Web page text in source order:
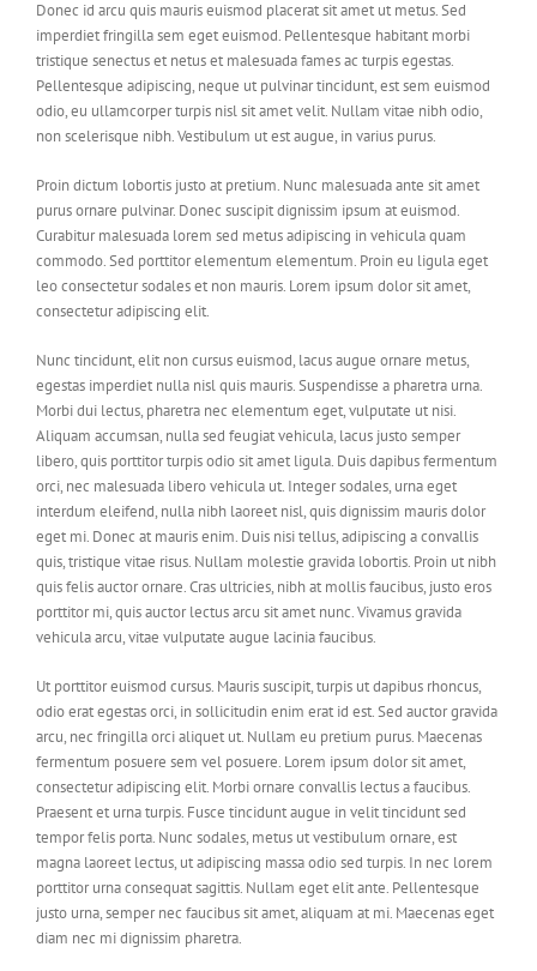
Donec id arcu quis mauris euismod placerat sit amet ut metus. Sed
imperdiet fringilla sem eget euismod. Pellentesque habitant morbi
tristique senectus et netus et malesuada fames ac turpis egestas.
Pellentesque adipiscing, neque ut pulvinar tincidunt, est sem euismod
odio, eu ullamcorper turpis nisl sit amet velit. Nullam vitae nibh odio,
non scelerisque nibh. Vestibulum ut est augue, in varius purus.
Proin dictum lobortis justo at pretium. Nunc malesuada ante sit amet
purus ornare pulvinar. Donec suscipit dignissim ipsum at euismod.
Curabitur malesuada lorem sed metus adipiscing in vehicula quam
commodo. Sed porttitor elementum elementum. Proin eu ligula eget
leo consectetur sodales et non mauris. Lorem ipsum dolor sit amet,
consectetur adipiscing elit.
Nunc tincidunt, elit non cursus euismod, lacus augue ornare metus,
egestas imperdiet nulla nisl quis mauris. Suspendisse a pharetra urna.
Morbi dui lectus, pharetra nec elementum eget, vulputate ut nisi.
Aliquam accumsan, nulla sed feugiat vehicula, lacus justo semper
libero, quis porttitor turpis odio sit amet ligula. Duis dapibus fermentum
orci, nec malesuada libero vehicula ut. Integer sodales, urna eget
interdum eleifend, nulla nibh laoreet nisl, quis dignissim mauris dolor
eget mi. Donec at mauris enim. Duis nisi tellus, adipiscing a convallis
quis, tristique vitae risus. Nullam molestie gravida lobortis. Proin ut nibh
quis felis auctor ornare. Cras ultricies, nibh at mollis faucibus, justo eros
porttitor mi, quis auctor lectus arcu sit amet nunc. Vivamus gravida
vehicula arcu, vitae vulputate augue lacinia faucibus.
Ut porttitor euismod cursus. Mauris suscipit, turpis ut dapibus rhoncus,
odio erat egestas orci, in sollicitudin enim erat id est. Sed auctor gravida
arcu, nec fringilla orci aliquet ut. Nullam eu pretium purus. Maecenas
fermentum posuere sem vel posuere. Lorem ipsum dolor sit amet,
consectetur adipiscing elit. Morbi ornare convallis lectus a faucibus.
Praesent et urna turpis. Fusce tincidunt augue in velit tincidunt sed
tempor felis porta. Nunc sodales, metus ut vestibulum ornare, est
magna laoreet lectus, ut adipiscing massa odio sed turpis. In nec lorem
porttitor urna consequat sagittis. Nullam eget elit ante. Pellentesque
justo urna, semper nec faucibus sit amet, aliquam at mi. Maecenas eget
diam nec mi dignissim pharetra.